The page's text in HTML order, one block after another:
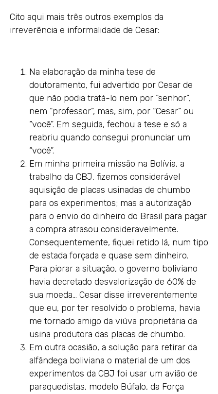
Cito aqui mais três outros exemplos da
irreverência e informalidade de Cesar:
Na elaboração da minha tese de
doutoramento, fui advertido por Cesar de
que não podia tratá-lo nem por “senhor”,
nem “professor”, mas, sim, por “Cesar” ou
“você”. Em seguida, fechou a tese e só a
reabriu quando consegui pronunciar um
“você”.
Em minha primeira missão na Bolívia, a
trabalho da CBJ, fizemos considerável
aquisição de placas usinadas de chumbo
para os experimentos; mas a autorização
para o envio do dinheiro do Brasil para pagar
a compra atrasou consideravelmente.
Consequentemente, fiquei retido lá, num tipo
de estada forçada e quase sem dinheiro.
Para piorar a situação, o governo boliviano
havia decretado desvalorização de 60% de
sua moeda… Cesar disse irreverentemente
que eu, por ter resolvido o problema, havia
me tornado amigo da viúva proprietária da
usina produtora das placas de chumbo.
Em outra ocasião, a solução para retirar da
alfândega boliviana o material de um dos
experimentos da CBJ foi usar um avião de
paraquedistas, modelo Búfalo, da Força